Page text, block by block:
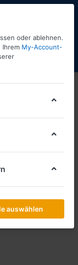
zzgl.Versandkosten
oder ablehnen.
Ihrem My-Account-
auswählen